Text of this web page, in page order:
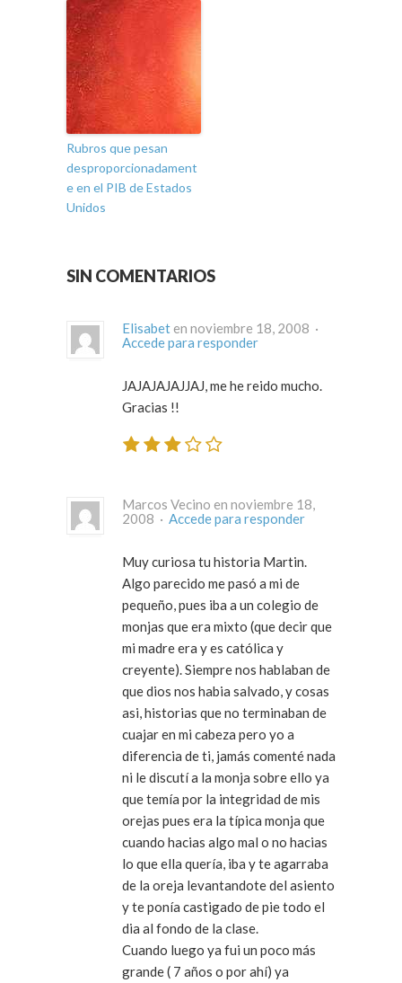
Rubros que pesan
desproporcionadament
e en el PIB de Estados
Unidos
SIN COMENTARIOS
Elisabet
en noviembre 18, 2008 ·
Accede para responder
JAJAJAJAJJAJ, me he reido mucho.
Gracias !!
Marcos Vecino en noviembre 18,
2008 · Accede para responder
Muy curiosa tu historia Martin.
Algo parecido me pasó a mi de
pequeño, pues iba a un colegio de
monjas que era mixto (que decir que
mi madre era y es católica y
creyente). Siempre nos hablaban de
que dios nos habia salvado, y cosas
asi, historias que no terminaban de
cuajar en mi cabeza pero yo a
diferencia de ti, jamás comenté nada
ni le discutí a la monja sobre ello ya
que temía por la integridad de mis
orejas pues era la típica monja que
cuando hacias algo mal o no hacias
lo que ella quería, iba y te agarraba
de la oreja levantandote del asiento
y te ponía castigado de pie todo el
dia al fondo de la clase.
Cuando luego ya fui un poco más
grande ( 7 años o por ahí) ya